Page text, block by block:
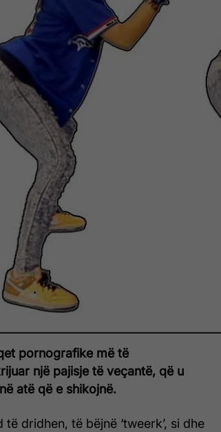
pornografike më të
një pajisje të veçantë, që u
atë që e shikojnë.
dridhen, të bëjnë ‘tweerk’, si dhe